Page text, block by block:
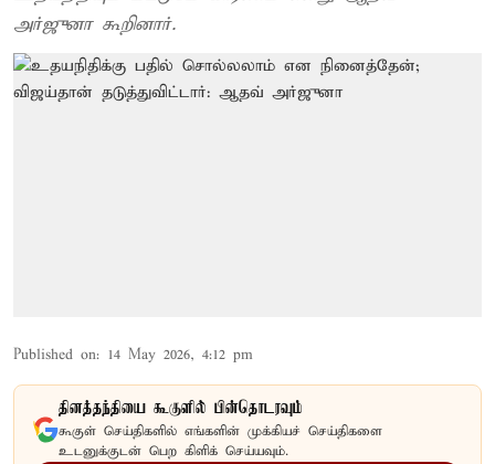
அர்ஜுனா கூறினார்.
Published on: 14 May 2026, 4:12 pm
தினத்தந்தியை கூகுளில் பின்தொடரவும்
கூகுள் செய்திகளில் எங்களின் முக்கியச் செய்திகளை
உடனுக்குடன் பெற கிளிக் செய்யவும்.